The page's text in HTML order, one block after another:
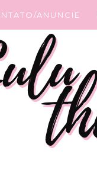
ANUNCIE